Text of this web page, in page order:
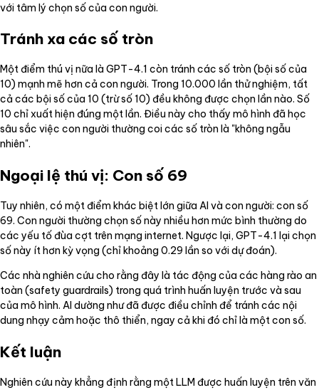
với tâm lý chọn số của con người.
Tránh xa các số tròn
Một điểm thú vị nữa là GPT-4.1 còn tránh các số tròn (bội số của
10) mạnh mẽ hơn cả con người. Trong 10.000 lần thử nghiệm, tất
cả các bội số của 10 (trừ số 10) đều không được chọn lần nào. Số
10 chỉ xuất hiện đúng một lần. Điều này cho thấy mô hình đã học
sâu sắc việc con người thường coi các số tròn là "không ngẫu
nhiên".
Ngoại lệ thú vị: Con số 69
Tuy nhiên, có một điểm khác biệt lớn giữa AI và con người: con số
69. Con người thường chọn số này nhiều hơn mức bình thường do
các yếu tố đùa cợt trên mạng internet. Ngược lại, GPT-4.1 lại chọn
số này ít hơn kỳ vọng (chỉ khoảng 0.29 lần so với dự đoán).
Các nhà nghiên cứu cho rằng đây là tác động của các hàng rào an
toàn (safety guardrails) trong quá trình huấn luyện trước và sau
của mô hình. AI dường như đã được điều chỉnh để tránh các nội
dung nhạy cảm hoặc thô thiển, ngay cả khi đó chỉ là một con số.
Kết luận
Nghiên cứu này khẳng định rằng một LLM được huấn luyện trên văn